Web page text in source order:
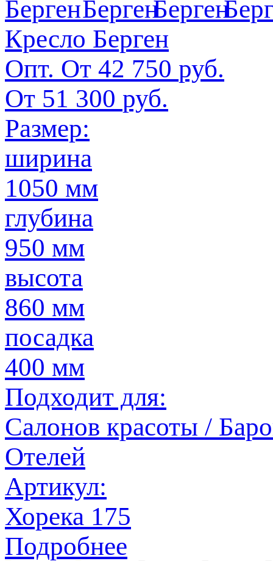
Кресло Берген
Опт. От 42 750 руб.
От 51 300 руб.
Размер:
ширина
1050 мм
глубина
950 мм
высота
860 мм
посадка
400 мм
Подходит для:
Салонов красоты /
Отелей
Артикул:
Хорека 175
Подробнее